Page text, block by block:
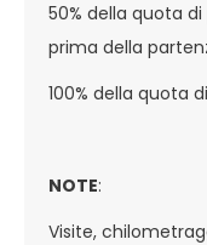
50% della quota
prima della
100% della quota
NOTE:
Visite,